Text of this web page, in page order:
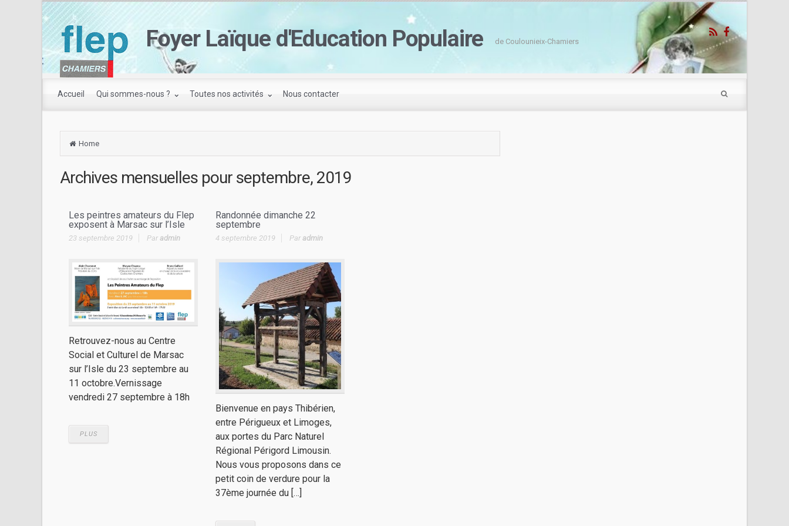
Foyer Laïque d'Education Populaire de Coulounieix-Chamiers
Accueil Qui sommes-nous ? Toutes nos activités Nous contacter
Home
Archives mensuelles pour septembre, 2019
Les peintres amateurs du Flep
exposent à Marsac sur l’Isle
23 septembre 2019 Paradmin
Retrouvez-nous au Centre
Social et Culturel de Marsac
sur l’Isle du 23 septembre au
11 octobre.Vernissage
vendredi 27 septembre à 18h
PLUS
Randonnée dimanche 22
septembre
4 septembre 2019 Paradmin
Bienvenue en pays Thibérien,
entre Périgueux et Limoges,
aux portes du Parc Naturel
Régional Périgord Limousin.
Nous vous proposons dans ce
petit coin de verdure pour la
37ème journée du […]